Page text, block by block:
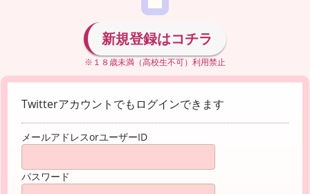
新規登録はコチラ
※１８歳未満（高校生不可）利用禁止
Twitterアカウントでもログインできます
メールアドレスorユーザーID
パスワード